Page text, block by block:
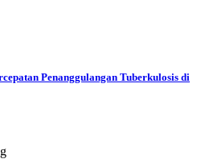
Penanggulangan Tuberkulosis di